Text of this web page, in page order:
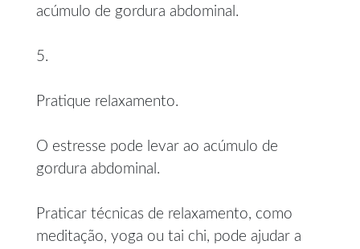
acúmulo de gordura abdominal.
5.
Pratique relaxamento.
O estresse pode levar ao acúmulo de
gordura abdominal.
Praticar técnicas de relaxamento, como
meditação, yoga ou tai chi, pode ajudar a